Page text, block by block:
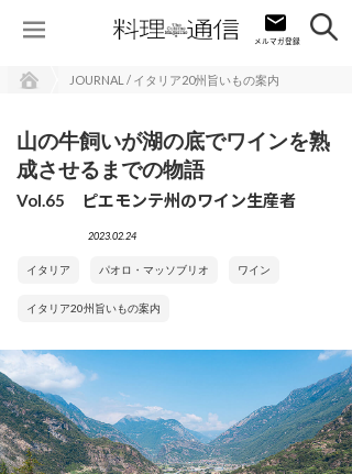
JOURNAL / イタリア20州旨いもの案内
山の牛飼いが湖の底でワインを熟
成させるまでの物語
Vol.65 ピエモンテ州のワイン生産者
2023.02.24
イタリア パオロ・マッソブリオ ワイン
イタリア20州旨いもの案内